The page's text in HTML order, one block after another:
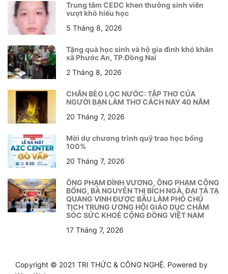
Trung tâm CEDC khen thưởng sinh viên
vượt khó hiếu học
5 Tháng 8, 2026
Tặng quà học sinh và hộ gia đình khó khăn
xã Phước An, TP.Đồng Nai
2 Tháng 8, 2026
CHÂN BÈO LỌC NƯỚC: TẬP THƠ CỦA
NGƯỜI BẠN LÀM THƠ CÁCH NAY 40 NĂM
20 Tháng 7, 2026
Mời dự chương trình quỹ trao học bổng
100%
20 Tháng 7, 2026
ÔNG PHẠM ĐÌNH VƯƠNG, ÔNG PHẠM CÔNG
BỔNG, BÀ NGUYỄN THỊ BÍCH NGÀ, ĐẠI TÁ TẠ
QUANG VINH ĐƯỢC BẦU LÀM PHÓ CHỦ
TỊCH TRUNG ƯƠNG HỘI GIÁO DỤC CHĂM
SÓC SỨC KHOẺ CỘNG ĐỒNG VIỆT NAM
17 Tháng 7, 2026
Copyright © 2021 TRI THỨC & CÔNG NGHỆ. Powered by